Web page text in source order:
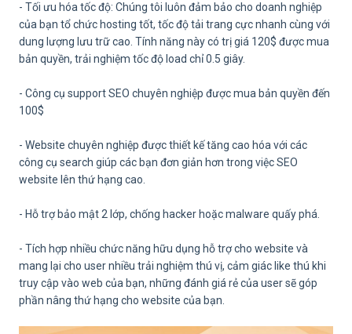
- Tối ưu hóa tốc độ: Chúng tôi luôn đảm bảo cho doanh nghiệp
của bạn tổ chức hosting tốt, tốc độ tải trang cực nhanh cùng với
dung lượng lưu trữ cao. Tính năng này có trị giá 120$ được mua
bản quyền, trải nghiệm tốc độ load chỉ 0.5 giây.
- Công cụ support SEO chuyên nghiệp được mua bản quyền đến
100$
- Website chuyên nghiệp được thiết kế tăng cao hóa với các
công cụ search giúp các bạn đơn giản hơn trong việc SEO
website lên thứ hạng cao.
- Hỗ trợ bảo mật 2 lớp, chống hacker hoặc malware quấy phá.
- ​Tích hợp nhiều chức năng hữu dụng hỗ trợ cho website và
mang lại cho user nhiều trải nghiệm thú vị, cảm giác like thú khi
truy cập vào web của bạn, những đánh giá rẻ của user sẽ góp
phần nâng thứ hạng cho website của bạn.